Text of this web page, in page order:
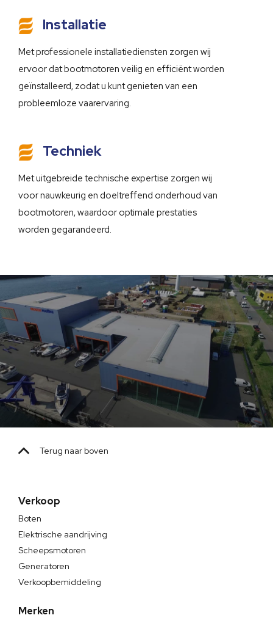
Installatie
Met professionele installatiediensten zorgen wij
ervoor dat bootmotoren veilig en efficiënt worden
geïnstalleerd, zodat u kunt genieten van een
probleemloze vaarervaring.
Techniek
Met uitgebreide technische expertise zorgen wij
voor nauwkeurig en doeltreffend onderhoud van
bootmotoren, waardoor optimale prestaties
worden gegarandeerd.
Terug naar boven
Verkoop
Boten
Elektrische aandrijving
Scheepsmotoren
Generatoren
Verkoopbemiddeling
Merken